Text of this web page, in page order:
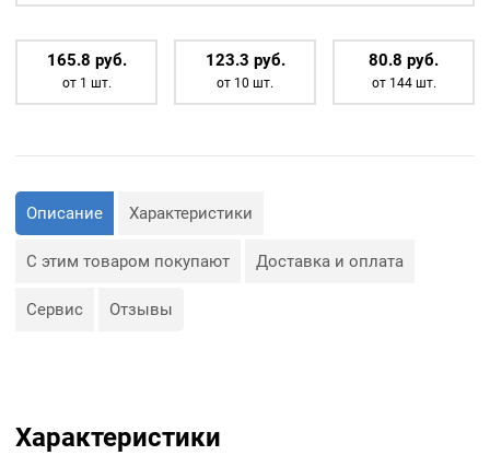
165.8 руб.
от 1 шт.
123.3 руб.
от 10 шт.
80.8 руб.
от 144 шт.
Описание Характеристики
С этим товаром покупают Доставка и оплата
Сервис Отзывы
Характеристики